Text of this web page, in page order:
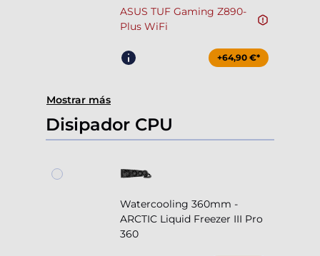
ASUS TUF Gaming Z890-
Plus WiFi
+64,90 €*
Mostrar más
Disipador CPU
Watercooling 360mm -
ARCTIC Liquid Freezer III Pro
360